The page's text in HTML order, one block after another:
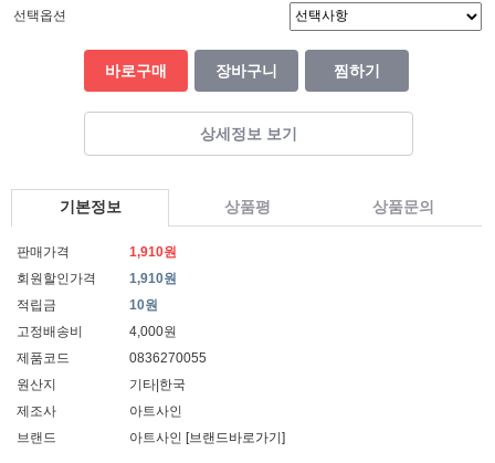
선택옵션
바로구매 장바구니 찜하기
상세정보 보기
기본정보 상품평 상품문의
판매가격
1,910원
회원할인가격
1,910원
적립금
10원
고정배송비
4,000원
제품코드
0836270055
원산지
기타|한국
제조사
아트사인
브랜드
아트사인 [브랜드바로가기]